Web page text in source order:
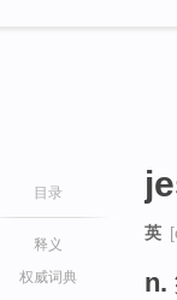
目录
释义
权威词典
英
n.